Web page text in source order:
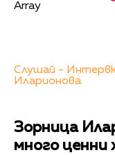
Array
Слушай -
Иларионова
Зорница
много ценни